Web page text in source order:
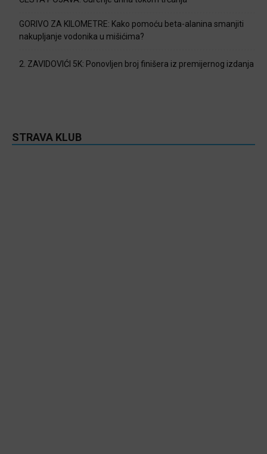
GORIVO ZA KILOMETRE: Kako pomoću beta-alanina smanjiti
nakupljanje vodonika u mišićima?
2. ZAVIDOVIĆI 5K: Ponovljen broj finišera iz premijernog izdanja
STRAVA KLUB